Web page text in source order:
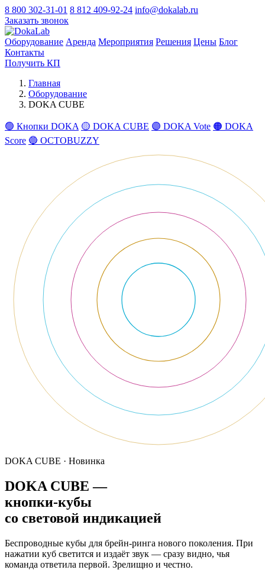
8 800 302-31-01 8 812 409-92-24 info@dokalab.ru
Заказать звонок
Оборудование Аренда Мероприятия Решения Цены Блог
Контакты
Получить КП
Главная
Оборудование
DOKA CUBE
🟢 Кнопки DOKA 🟡 DOKA CUBE 🟣 DOKA Vote 🟠 DOKA
Score 🔵 OCTOBUZZY
DOKA CUBE · Новинка
DOKA CUBE —
кнопки-кубы
со световой индикацией
Беспроводные кубы для брейн-ринга нового поколения. При
нажатии куб светится и издаёт звук — сразу видно, чья
команда ответила первой. Зрелищно и честно.